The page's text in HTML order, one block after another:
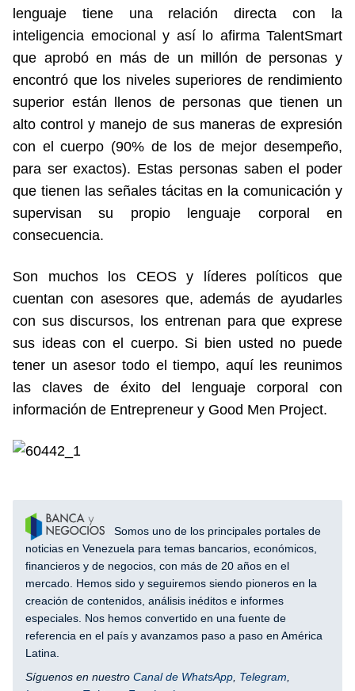
lenguaje tiene una relación directa con la
inteligencia emocional y así lo afirma TalentSmart
que aprobó en más de un millón de personas y
encontró que los niveles superiores de rendimiento
superior están llenos de personas que tienen un
alto control y manejo de sus maneras de expresión
con el cuerpo (90% de los de mejor desempeño,
para ser exactos). Estas personas saben el poder
que tienen las señales tácitas en la comunicación y
supervisan su propio lenguaje corporal en
consecuencia.
Son muchos los CEOS y líderes políticos que
cuentan con asesores que, además de ayudarles
con sus discursos, los entrenan para que exprese
sus ideas con el cuerpo. Si bien usted no puede
tener un asesor todo el tiempo, aquí les reunimos
las claves de éxito del lenguaje corporal con
información de Entrepreneur y Good Men Project.
Somos uno de los principales portales de
noticias en Venezuela para temas bancarios, económicos,
financieros y de negocios, con más de 20 años en el
mercado. Hemos sido y seguiremos siendo pioneros en la
creación de contenidos, análisis inéditos e informes
especiales. Nos hemos convertido en una fuente de
referencia en el país y avanzamos paso a paso en América
Latina.
Síguenos en nuestro Canal de WhatsApp, Telegram,